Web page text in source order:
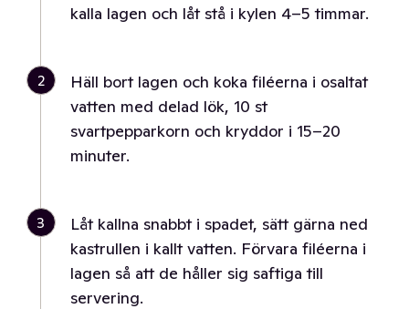
kalla lagen och låt stå i kylen 4–5 timmar.
2
Häll bort lagen och koka filéerna i osaltat
vatten med delad lök, 10 st
svartpepparkorn och kryddor i 15–20
minuter.
3
Låt kallna snabbt i spadet, sätt gärna ned
kastrullen i kallt vatten. Förvara filéerna i
lagen så att de håller sig saftiga till
servering.